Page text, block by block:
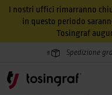
I nostri uffici rimarranno
in questo periodo
Tosingraf
Spedizione